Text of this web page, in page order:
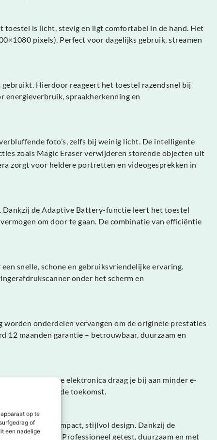
op te
of
een nadelige
is licht, stevig en ligt comfortabel in de hand. Het
pixels). Perfect voor dagelijks gebruik, streamen
Hierdoor reageert het toestel razendsnel bij
energieverbruik, spraakherkenning en
foto’s, zelfs bij weinig licht. De intelligente
zoals Magic Eraser verwijderen storende objecten uit
zorgt voor heldere portretten en videogesprekken in
Dankzij de Adaptive Battery-functie leert het toestel
om door te gaan. De combinatie van efficiëntie
snelle, schone en gebruiksvriendelijke ervaring.
onder het scherm en
onderdelen vervangen om de originele prestaties
12 maanden garantie – betrouwbaar, duurzaam en
hoogwaardige elektronica draag je bij aan minder e-
keuze voor de toekomst.
in een compact, stijlvol design. Dankzij de
eerlijke prijs. Professioneel getest, duurzaam en met